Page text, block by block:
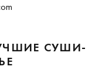
СУШИ-